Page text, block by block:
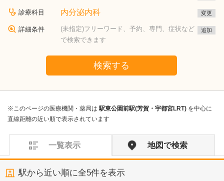
診療科目 内分泌内科 変更
詳細条件
(未指定)フリーワード、予約、専門、症状など
で検索できます
追加
検索する
※このページの医療機関・薬局は駅東公園前駅(芳賀・宇都宮LRT) を中心に
直線距離の近い順で表示されています
一覧表示 地図で検索
駅から近い順に全5件を表示